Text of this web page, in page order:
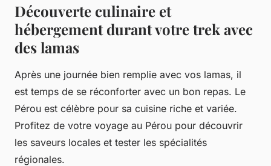
Découverte culinaire et
hébergement durant votre trek avec
des lamas
Après une journée bien remplie avec vos lamas, il
est temps de se réconforter avec un bon repas. Le
Pérou est célèbre pour sa cuisine riche et variée.
Profitez de votre voyage au Pérou pour découvrir
les saveurs locales et tester les spécialités
régionales.